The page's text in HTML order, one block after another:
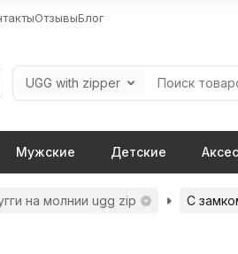
ОтзывыБлог
UGG with zipper
Мужские Детские
на молнии ugg zip С